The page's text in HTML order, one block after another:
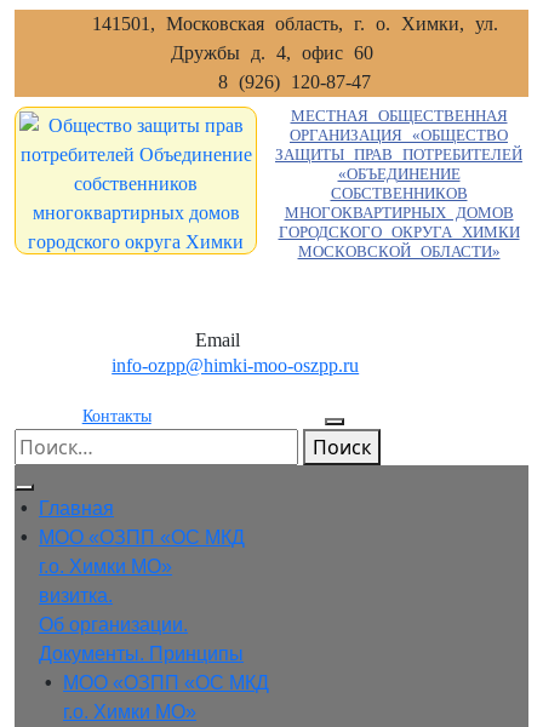
Перейти
141501, Московская область, г. о. Химки, ул.
Дружбы д. 4, офис 60
8 (926) 120-87-47
МЕСТНАЯ ОБЩЕСТВЕННАЯ
ОРГАНИЗАЦИЯ «ОБЩЕСТВО
ЗАЩИТЫ ПРАВ ПОТРЕБИТЕЛЕЙ
«ОБЪЕДИНЕНИЕ
СОБСТВЕННИКОВ
МНОГОКВАРТИРНЫХ ДОМОВ
ГОРОДСКОГО ОКРУГА ХИМКИ
МОСКОВСКОЙ ОБЛАСТИ»
Email
info-ozpp@himki-moo-oszpp.ru
Контакты
Поиск
Кнопка
Открыть
•
Главная
•
МОО «ОЗПП «ОС МКД
г.о. Химки МО»
визитка.
Об организации.
Документы. Принципы
•
МОО «ОЗПП «ОС МКД
г.о. Химки МО»